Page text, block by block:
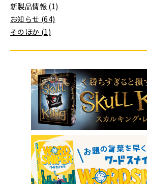
新製品情報 (1)
お知らせ (64)
そのほか (1)